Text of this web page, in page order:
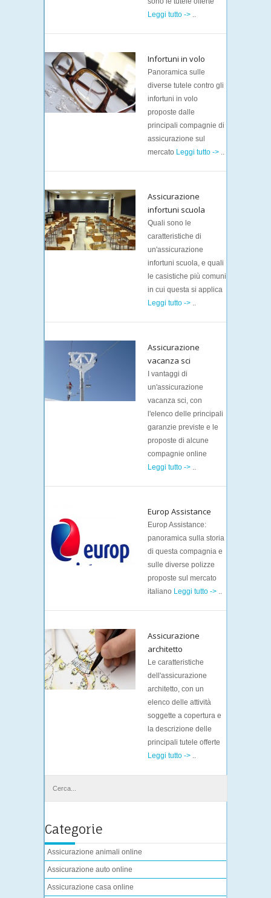
Leggi tutto -> ..
Infortuni in volo
Panoramica sulle
diverse tutele contro gli
infortuni in volo
proposte dalle
principali compagnie di
assicurazione sul
mercato Leggi tutto -> ..
Assicurazione
infortuni scuola
Quali sono le
caratteristiche di
un'assicurazione
infortuni scuola, e quali
le casistiche più comuni
in cui questa si applica
Leggi tutto -> ..
Assicurazione
vacanza sci
I vantaggi di
un'assicurazione
vacanza sci, con
l'elenco delle principali
garanzie previste e le
proposte di alcune
compagnie online
Leggi tutto -> ..
Europ Assistance
Europ Assistance:
panoramica sulla storia
di questa compagnia e
sulle diverse polizze
proposte sul mercato
italiano Leggi tutto -> ..
Assicurazione
architetto
Le caratteristiche
dell'assicurazione
architetto, con un
elenco delle attività
soggette a copertura e
la descrizione delle
principali tutele offerte
Leggi tutto -> ..
Categorie
Assicurazione animali online
Assicurazione auto online
Assicurazione casa online